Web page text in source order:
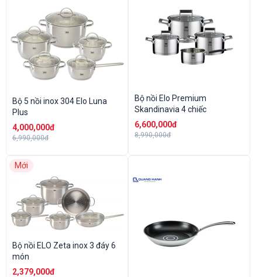
Bộ 5 nồi inox 304 Elo Luna
Plus
4,000,000đ
6,990,000đ
Bộ nồi Elo Premium
Skandinavia 4 chiếc
6,600,000đ
8,990,000đ
Mới
Bộ nồi ELO Zeta inox 3 đáy 6
món
2,379,000đ